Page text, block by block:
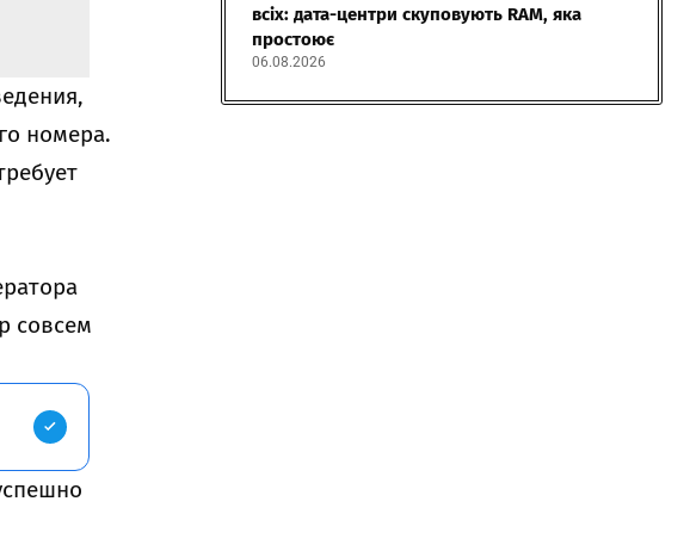
номера.
совсем
всіх: дата-центри скуповують RAM, яка
простоює
06.08.2026